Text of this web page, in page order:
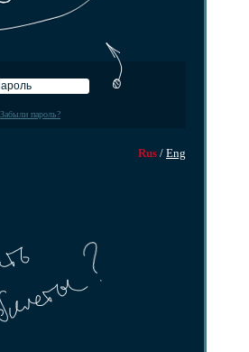
Забыли пароль?
Rus / Eng